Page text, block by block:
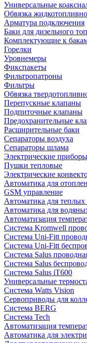
Универсальные
Обвязка
Арматура подключения
Баки для дизельного
Комплектующие к
Горелки
Уровнемеры
Фикспакеты
Фильтропатроны
Фильтры
Обвязка
Перепускные клапаны
Подпиточные клапаны
Предохранительные
Расширительные баки
Сепараторы воздуха
Сепараторы шлама
Электрические
Пушки тепловые
Электрические
Автоматика для
GSM управление
Автоматика для теплых
Автоматика для
Автоматизация
Система Kromwell
Система Uni-Fitt
Система Uni-Fitt
Система Salus
Система Salus
Система Salus iT600
Универсальные
Система Watts Vision
Сервоприводы для
Система BERG
Система Tech
Автоматизация
Автоматика для